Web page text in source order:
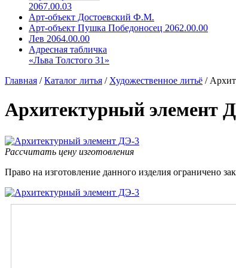
2067.00.03
Арт-объект Достоевский Ф.М.
Арт-объект Пушка Победоносец 2062.00.00
Лев 2064.00.00
Адресная табличка
«Льва Толстого 31»
Главная /Каталог литья / Художественное литьё /
Архитектурный элемент
Рассчитать цену изготовления
Право на изготовление данного изделия ограничено